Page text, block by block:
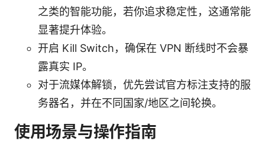
之类的智能功能，若你追求稳定性，这通常能
显著提升体验。
开启 Kill Switch，确保在 VPN 断线时不会暴
露真实 IP。
对于流媒体解锁，优先尝试官方标注支持的服
务器名，并在不同国家/地区之间轮换。
使用场景与操作指南